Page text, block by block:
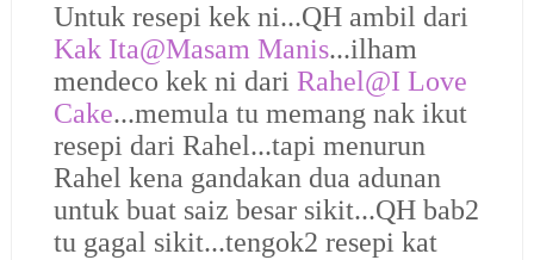
Untuk resepi kek ni...QH ambil dari
Kak Ita@Masam Manis...ilham
mendeco kek ni dari Rahel@I Love
Cake...memula tu memang nak ikut
resepi dari Rahel...tapi menurun
Rahel kena gandakan dua adunan
untuk buat saiz besar sikit...QH bab2
tu gagal sikit...tengok2 resepi kat